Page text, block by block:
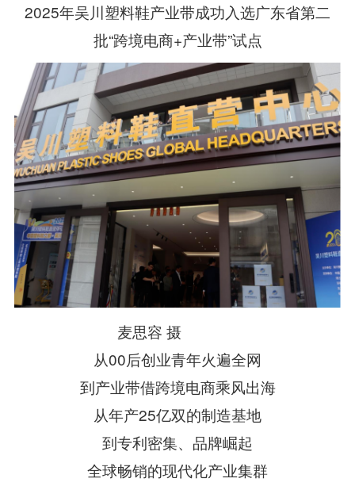
2025年吴川塑料鞋产业带成功入选广东省第二
批“跨境电商+产业带”试点
麦思容 摄
从00后创业青年火遍全网
到产业带借跨境电商乘风出海
从年产25亿双的制造基地
到专利密集、品牌崛起
全球畅销的现代化产业集群